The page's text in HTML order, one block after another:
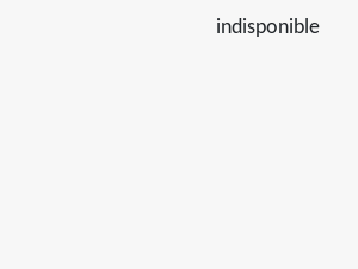
indisponible